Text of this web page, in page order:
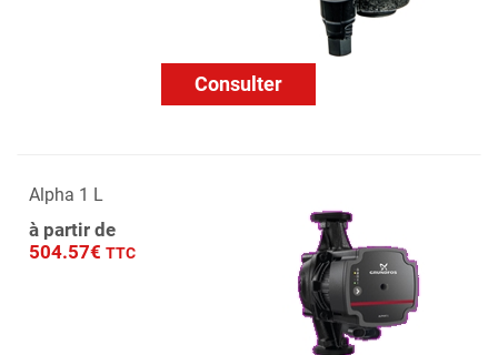
Consulter
Alpha 1 L
à partir de
504.57€ TTC